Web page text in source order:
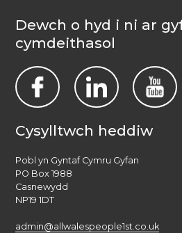
Dewch o hyd i ni ar
cymdeithasol
Cysylltwch heddiw
Pobl yn Gyntaf Cymru Gyfan
PO Box 1988
Casnewydd
NP19 1DT
admin@allwalespeople1st.co.uk